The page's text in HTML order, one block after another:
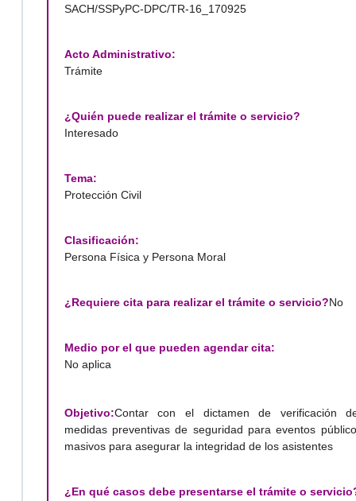
SACH/SSPyPC-DPC/TR-16_170925
Acto Administrativo:
Trámite
¿Quién puede realizar el trámite o servicio?
Interesado
Tema:
Protección Civil
Clasificación:
Persona Física y Persona Moral
¿Requiere cita para realizar el trámite o servicio?No
Medio por el que pueden agendar cita:
No aplica
Objetivo:Contar con el dictamen de verificación
medidas preventivas de seguridad para eventos
masivos para asegurar la integridad de los asistentes
¿En qué casos debe presentarse el trámite o